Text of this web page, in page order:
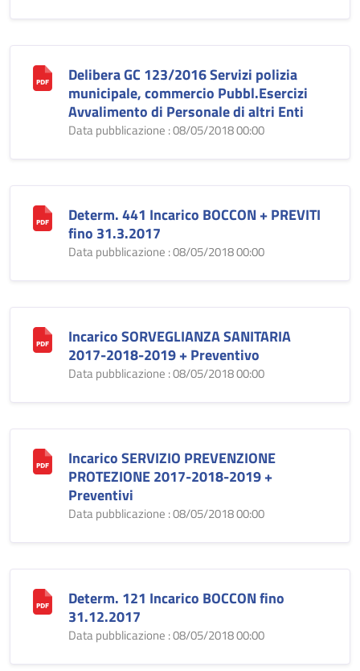
Delibera GC 123/2016 Servizi polizia
municipale, commercio Pubbl.Esercizi
Avvalimento di Personale di altri Enti
Data pubblicazione : 08/05/2018 00:00
Determ. 441 Incarico BOCCON + PREVITI
fino 31.3.2017
Data pubblicazione : 08/05/2018 00:00
Incarico SORVEGLIANZA SANITARIA
2017-2018-2019 + Preventivo
Data pubblicazione : 08/05/2018 00:00
Incarico SERVIZIO PREVENZIONE
PROTEZIONE 2017-2018-2019 +
Preventivi
Data pubblicazione : 08/05/2018 00:00
Determ. 121 Incarico BOCCON fino
31.12.2017
Data pubblicazione : 08/05/2018 00:00